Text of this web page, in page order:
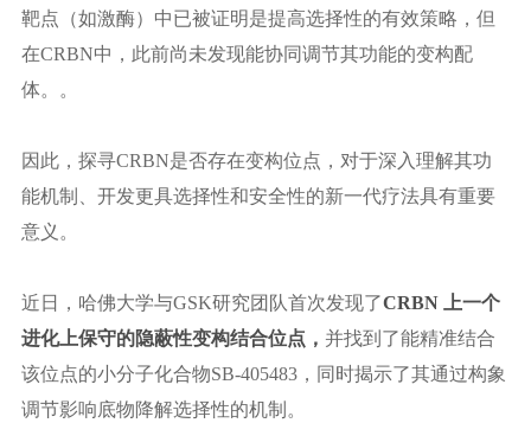
靶点（如激酶）中已被证明是提高选择性的有效策略，但
在CRBN中，此前尚未发现能协同调节其功能的变构配
体。。
因此，探寻CRBN是否存在变构位点，对于深入理解其功
能机制、开发更具选择性和安全性的新一代疗法具有重要
意义。
近日，哈佛大学与GSK研究团队首次发现了CRBN 上一个
进化上保守的隐蔽性变构结合位点 ， 并找到了能精准结合
该位点的小分子化合物SB-405483，同时揭示了其通过构象
调节影响底物降解选择性的机制。